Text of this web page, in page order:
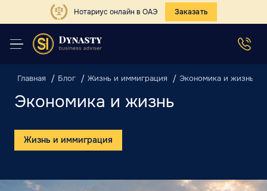
Нотариус онлайн в ОАЭ Заказать
Главная Блог Жизнь и иммиграция Экономика и жизнь
Экономика и жизнь
Жизнь и иммиграция